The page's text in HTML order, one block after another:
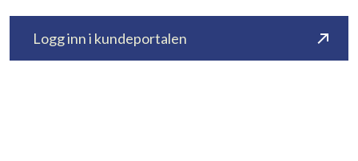
Logg inn i kundeportalen